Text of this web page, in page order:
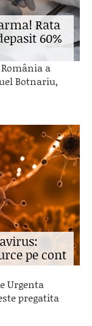
Rata
60%
a
Botnariu,
pe cont
Urgenta
pregatita